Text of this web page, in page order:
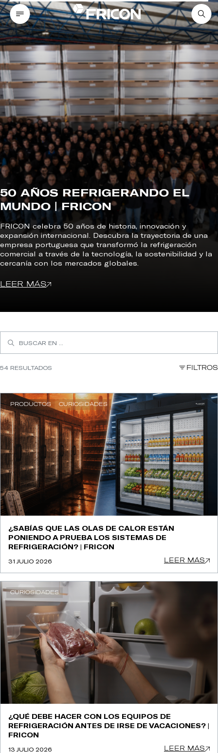
50 AÑOS REFRIGERANDO EL
MUNDO | FRICON
FRICON celebra 50 años de historia, innovación y
expansión internacional. Descubra la trayectoria de una
empresa portuguesa que transformó la refrigeración
comercial a través de la tecnología, la sostenibilidad y la
cercanía con los mercados globales.
LEER MÁS
FOR:
EN
FILTROS
54 RESULTADOS
PRODUCTOS CURIOSIDADES
¿SABÍAS QUE LAS OLAS DE CALOR ESTÁN
PONIENDO A PRUEBA LOS SISTEMAS DE
REFRIGERACIÓN? | FRICON
31 JULIO 2026 LEER MÁS
CURIOSIDADES
¿QUÉ DEBE HACER CON LOS EQUIPOS DE
REFRIGERACIÓN ANTES DE IRSE DE VACACIONES? |
FRICON
13 JULIO 2026 LEER MÁS